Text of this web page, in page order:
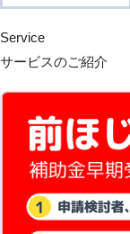
Service
サービスのご紹介